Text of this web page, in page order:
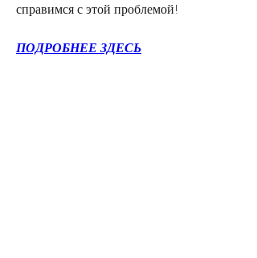
справимся с этой проблемой!
ПОДРОБНЕЕ ЗДЕСЬ